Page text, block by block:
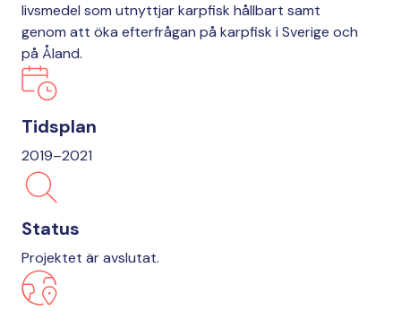
livsmedel som utnyttjar karpfisk hållbart samt
genom att öka efterfrågan på karpfisk i Sverige och
på Åland.
Tidsplan
2019–2021
Status
Projektet är avslutat.